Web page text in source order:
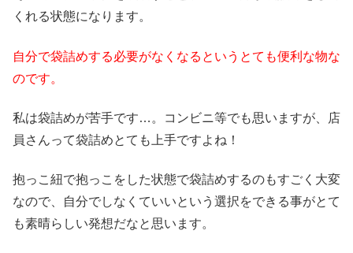
くれる状態になります。
自分で袋詰めする必要がなくなるというとても便利な物な
のです。
私は袋詰めが苦手です…。コンビニ等でも思いますが、店
員さんって袋詰めとても上手ですよね！
抱っこ紐で抱っこをした状態で袋詰めするのもすごく大変
なので、自分でしなくていいという選択をできる事がとて
も素晴らしい発想だなと思います。